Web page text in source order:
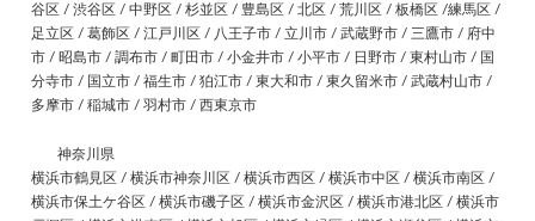
谷区 / 渋谷区 / 中野区 / 杉並区 / 豊島区 / 北区 / 荒川区 / 板橋区 /練馬区 /
足立区 / 葛飾区 / 江戸川区 / 八王子市 / 立川市 / 武蔵野市 / 三鷹市 / 府中
市 / 昭島市 / 調布市 / 町田市 / 小金井市 / 小平市 / 日野市 / 東村山市 / 国
分寺市 / 国立市 / 福生市 / 狛江市 / 東大和市 / 東久留米市 / 武蔵村山市 /
多摩市 / 稲城市 / 羽村市 / 西東京市
神奈川県
横浜市鶴見区 / 横浜市神奈川区 / 横浜市西区 / 横浜市中区 / 横浜市南区 /
横浜市保土ケ谷区 / 横浜市磯子区 / 横浜市金沢区 / 横浜市港北区 / 横浜市